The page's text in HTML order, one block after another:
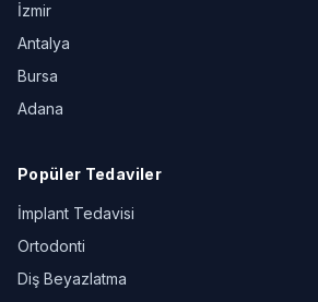
İzmir
Antalya
Bursa
Adana
Popüler Tedaviler
İmplant Tedavisi
Ortodonti
Diş Beyazlatma